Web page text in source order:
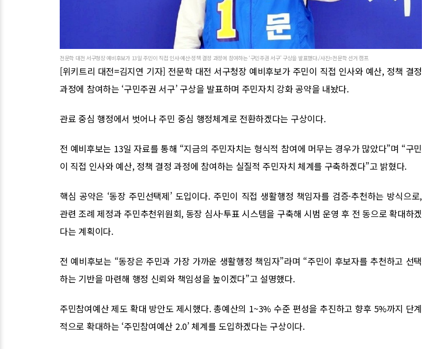
전문학 대전 서구청장 예비후보가 13일 주민이 직접 인사·예산·정책 결정 과정에 참여하는 ‘구민주권 서구’ 구상을 발표했다./사진=전문학 선거 캠프
[위키트리 대전=김지연 기자] 전문학 대전 서구청장 예비후보가 주민이 직접 인사와 예산, 정책 결정
과정에 참여하는 ‘구민주권 서구’ 구상을 발표하며 주민자치 강화 공약을 내놨다.
관료 중심 행정에서 벗어나 주민 중심 행정체계로 전환하겠다는 구상이다.
전 예비후보는 13일 자료를 통해 “지금의 주민자치는 형식적 참여에 머무는 경우가 많았다”며 “구민
이 직접 인사와 예산, 정책 결정 과정에 참여하는 실질적 주민자치 체계를 구축하겠다”고 밝혔다.
핵심 공약은 ‘동장 주민선택제’ 도입이다. 주민이 직접 생활행정 책임자를 검증·추천하는 방식으로,
관련 조례 제정과 주민추천위원회, 동장 심사·투표 시스템을 구축해 시범 운영 후 전 동으로 확대하겠
다는 계획이다.
전 예비후보는 “동장은 주민과 가장 가까운 생활행정 책임자”라며 “주민이 후보자를 추천하고 선택
하는 기반을 마련해 행정 신뢰와 책임성을 높이겠다”고 설명했다.
주민참여예산 제도 확대 방안도 제시했다. 총예산의 1~3% 수준 편성을 추진하고 향후 5%까지 단계
적으로 확대하는 ‘주민참여예산 2.0’ 체계를 도입하겠다는 구상이다.